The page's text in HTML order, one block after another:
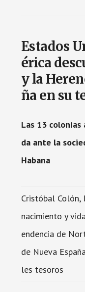
Estados
érica
y la
ña en su
Las 13 colonias
da ante la
Habana
Cristóbal
nacimiento y
endencia de
de Nueva
les tesoros